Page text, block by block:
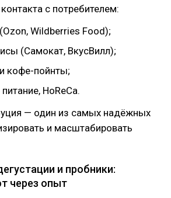
с потребителем:
Wildberries Food);
(Самокат, ВкусВилл);
кофе-пойнты;
HoReCa.
— один из самых надёжных
и масштабировать
и пробники:
через опыт